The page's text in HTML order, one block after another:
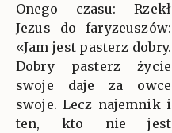
Onego czasu: Rzekł
Jezus do faryzeuszów:
«Jam jest pasterz dobry.
Dobry pasterz życie
swoje daje za owce
swoje. Lecz najemnik i
ten, kto nie jest